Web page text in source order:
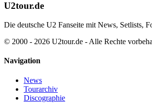
U2tour.de
Die deutsche U2 Fanseite mit News, Setlists,
© 2000 - 2026 U2tour.de - Alle Rechte
Navigation
News
Tourarchiv
Discographie